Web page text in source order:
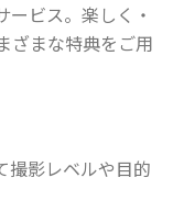
ビス。楽しく・
ざまな特典をご用
撮影レベルや目的